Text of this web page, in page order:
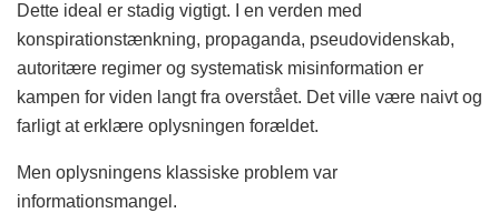
Dette ideal er stadig vigtigt. I en verden med
konspirationstænkning, propaganda, pseudovidenskab,
autoritære regimer og systematisk misinformation er
kampen for viden langt fra overstået. Det ville være naivt og
farligt at erklære oplysningen forældet.
Men oplysningens klassiske problem var
informationsmangel.